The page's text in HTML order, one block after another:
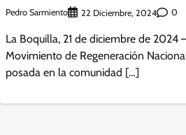
Pedro Sarmiento 22 Diciembre, 2024 0
La Boquilla, 21 de diciembre de 2024
Movimiento de Regeneración
posada en la comunidad […]